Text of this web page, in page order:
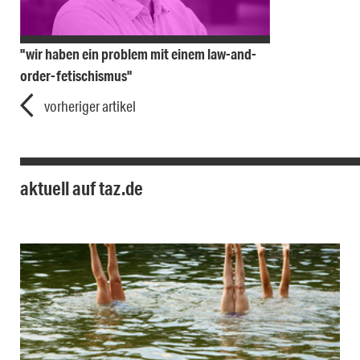
"wir haben ein problem mit einem law-and-
order-fetischismus"
vorheriger artikel
aktuell auf taz.de